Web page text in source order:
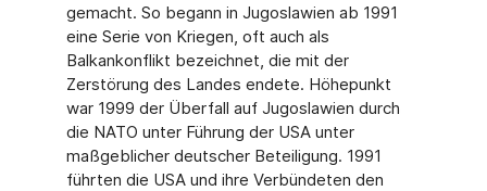
gemacht. So begann in Jugoslawien ab 1991
eine Serie von Kriegen, oft auch als
Balkankonflikt bezeichnet, die mit der
Zerstörung des Landes endete. Höhepunkt
war 1999 der Überfall auf Jugoslawien durch
die NATO unter Führung der USA unter
maßgeblicher deutscher Beteiligung. 1991
führten die USA und ihre Verbündeten den